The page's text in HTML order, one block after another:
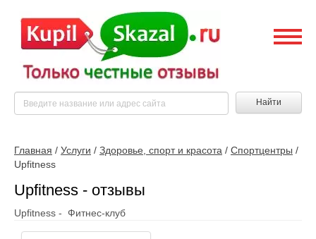
Найти
Главная / Услуги / Здоровье, спорт и красота / Спортцентры /
Upfitness
Upfitness - отзывы
Upfitness - Фитнес-клуб